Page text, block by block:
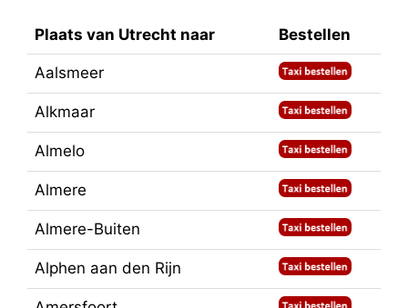
Plaats van Utrecht naar Bestellen
Aalsmeer
Alkmaar
Almelo
Almere
Almere-Buiten
Alphen aan den Rijn